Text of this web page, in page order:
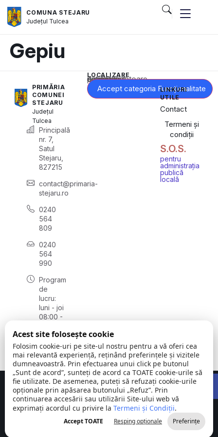
COMUNA STEJARU
Județul Tulcea
Gepiu
PRIMĂRIA
COMUNEI
STEJARU
Județul
Tulcea
Principală
nr. 7,
Satul
Stejaru,
827215
contact@primaria-
stejaru.ro
0240
564
809
0240
564
990
Program
de
lucru:
luni - joi
08:00 -
vineri
08:00 -
14:00
LOCALIZARE
Acest conținut este blocat până când acceptați categoria corespunzătoare de cookie-uri.
Accept categoria Funcționalitate
LINKURI
UTILE
Contact
Termeni și
condiții
S.O.S.
pentru
administrația
publică
locală
Comuna
Stejaru |
județul Tulcea
©
2026
Toate
drepturile
rezervate
Concept realizat deBig Media Relații Publice SRL
Acest site folosește cookie
Folosim cookie-uri pe site-ul nostru pentru a vă oferi cea
mai relevantă experiență, reținând preferințele și vizitele
dumneavoastră. Prin efectuarea unui click pe butonul
„Sunt de acord”, sunteți de acord ca TOATE cookie-urile să
fie utilizate. De asemenea, puteți să refuzați cookie-urile
opționale prin apăsarea butonului „Refuz”. Prin
continuarea accesării sau utilizării Site-ului web vă
exprimați acordul cu privire la Termeni și Condiții.
Accept TOATE Resping opționale Preferințe